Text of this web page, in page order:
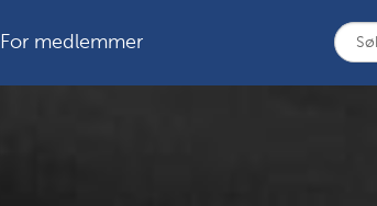
For medlemmer
Søk
etter: